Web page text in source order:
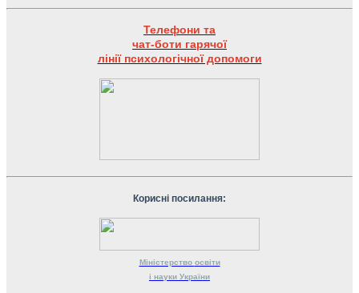
Телефони та
чат-боти гарячої
лінії психологічної допомоги
Корисні посилання:
Міністерство освіти
і науки України